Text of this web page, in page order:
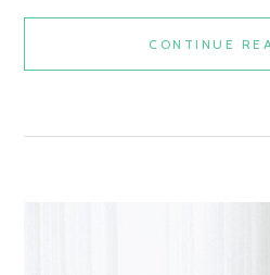
CONTINUE